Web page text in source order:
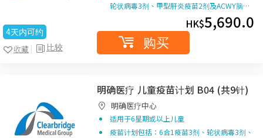
4天内可约
比较
收藏
轮状病毒3剂、甲型肝炎疫苗2剂及ACWY脑…
HK$5,690.0
购买
明确医疗 儿童疫苗计划 B04 (共9针)
明确医疗中心
适用于6星期或以上儿童
疫苗计划包括：6合1疫苗3剂、轮状病毒3剂、